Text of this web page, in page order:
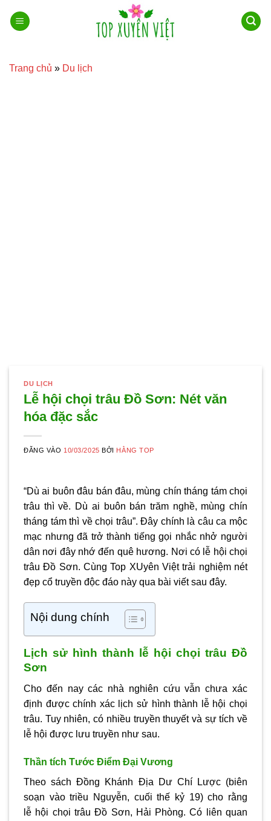
qua
Trang chủ » Du lịch
DU LỊCH
Lễ hội chọi trâu Đồ Sơn: Nét văn
hóa đặc sắc
ĐĂNG VÀO 10/03/2025 BỞI HẰNG TOP
“Dù ai buôn đâu bán đâu, mùng chín tháng tám chọi
trâu thì về. Dù ai buôn bán trăm nghề, mùng chín
tháng tám thì về chọi trâu”. Đây chính là câu ca mộc
mạc nhưng đã trở thành tiếng gọi nhắc nhở người
dân nơi đây nhớ đến quê hương. Nơi có lễ hội chọi
trâu Đồ Sơn. Cùng Top XUyên Việttrải nghiệm nét
đẹp cổ truyền độc đáo này qua bài viết sau đây.
Nội dung chính
Lịch sử hình thành
lễ hội chọi trâu Đồ
Sơn
Cho đến nay các nhà nghiên cứu vẫn chưa xác
định được chính xác lịch sử hình thành lễ hội chọi
trâu. Tuy nhiên, có nhiều truyền thuyết và sự tích về
lễ hội được lưu truyền như sau.
Thần tích Tước Điểm Đại Vương
Theo sách Đồng Khánh Địa Dư Chí Lược (biên
soạn vào triều Nguyễn, cuối thế kỷ 19) cho rằng
lễ hội chọi trâu Đồ Sơn, Hải Phòng. Có liên quan